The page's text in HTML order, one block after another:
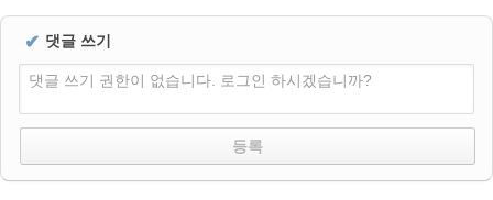
✔ 댓글 쓰기
댓글 쓰기 권한이 없습니다. 로그인 하시겠습니까?